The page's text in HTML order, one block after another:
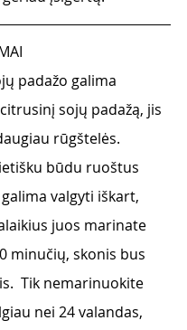
padažo galima
sojų padažą, jis
rūgštelės.
būdu ruoštus
valgyti iškart,
juos marinate
minučių, skonis bus
Tik nemarinuokite
nei 24 valandas,